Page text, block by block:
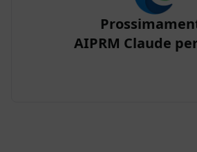
AIPRM Claude